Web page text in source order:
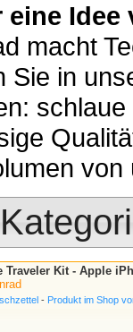
eine Idee
macht
Sie in
Traveler Kit - Apple
- Produkt im Shop